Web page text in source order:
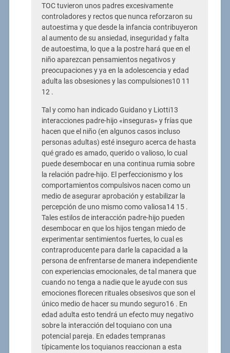
TOC tuvieron unos padres excesivamente
controladores y rectos que nunca reforzaron su
autoestima y que desde la infancia contribuyeron
al aumento de su ansiedad, inseguridad y falta
de autoestima, lo que a la postre hará que en el
niño aparezcan pensamientos negativos y
preocupaciones y ya en la adolescencia y edad
adulta las obsesiones y las compulsiones10 11
12 .
Tal y como han indicado Guidano y Liotti13
interacciones padre-hijo «inseguras» y frías que
hacen que el niño (en algunos casos incluso
personas adultas) esté inseguro acerca de hasta
qué grado es amado, querido o valioso, lo cual
puede desembocar en una continua rumia sobre
la relación padre-hijo. El perfeccionismo y los
comportamientos compulsivos nacen como un
medio de asegurar aprobación y estabilizar la
percepción de uno mismo como valiosa14 15 .
Tales estilos de interacción padre-hijo pueden
desembocar en que los hijos tengan miedo de
experimentar sentimientos fuertes, lo cual es
contraproducente para darle la capacidad a la
persona de enfrentarse de manera independiente
con experiencias emocionales, de tal manera que
cuando no tenga a nadie que le ayude con sus
emociones florecen rituales obsesivos que son el
único medio de hacer su mundo seguro16 . En
edad adulta esto tendrá un efecto muy negativo
sobre la interacción del toquiano con una
potencial pareja. En edades tempranas
típicamente los toquianos reaccionan a esta